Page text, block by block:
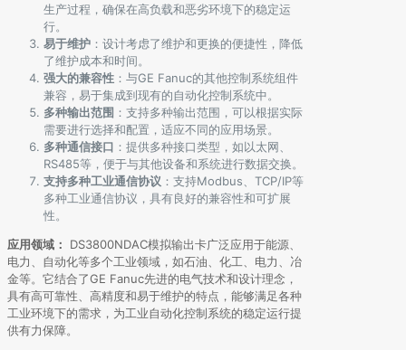
生产过程，确保在高负载和恶劣环境下的稳定运
行。
易于维护 ：设计考虑了维护和更换的便捷性，降低
了维护成本和时间。
强大的兼容性 ：与GE Fanuc的其他控制系统组件
兼容，易于集成到现有的自动化控制系统中。
多种输出范围 ：支持多种输出范围，可以根据实际
需要进行选择和配置，适应不同的应用场景。
多种通信接口 ：提供多种接口类型，如以太网、
RS485等，便于与其他设备和系统进行数据交换。
支持多种工业通信协议 ：支持Modbus、TCP/IP等
多种工业通信协议，具有良好的兼容性和可扩展
性。
应用领域：
DS3800NDAC模拟输出卡广泛应用于能源、
电力、自动化等多个工业领域，如石油、化工、电力、冶
金等。它结合了GE Fanuc先进的电气技术和设计理念，
具有高可靠性、高精度和易于维护的特点，能够满足各种
工业环境下的需求，为工业自动化控制系统的稳定运行提
供有力保障。